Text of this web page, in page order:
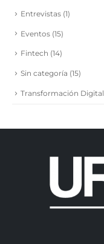
Entrevistas (1)
Eventos (15)
Fintech (14)
Sin categoría (15)
Transformación Digital